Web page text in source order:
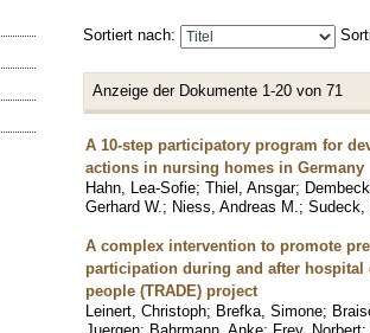
Sortiert nach:
Anzeige der Dokumente 1-20 von 71
A 10-step participatory program for
actions in nursing homes in Germany
Hahn, Lea-Sofie; Thiel, Ansgar;
Gerhard W. ; Niess, Andreas M. ; Sudeck,
A complex intervention to promote
participation during and after
people (TRADE) project
Leinert, Christoph; Brefka, Simone;